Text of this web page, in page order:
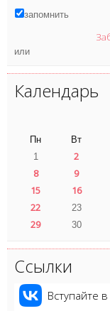
запомнить
или
Календарь
Пн Вт
1
2
8 9
15 16
22 23
29 30
Ссылки
Вступайте